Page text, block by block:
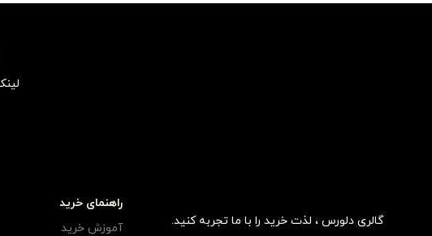
گالری دلورس ، لذت خرید را با ما تجربه کنید.
راهنمای خرید
آموزش خرید